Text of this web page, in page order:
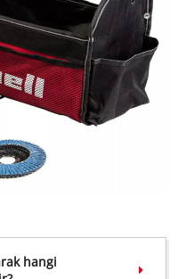
var!
permitted to load due
hangi